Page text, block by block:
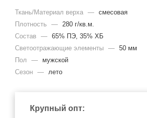
Ткань/Материал верха — смесовая
Плотность
— 280 г/кв.м.
Состав
— 65% ПЭ, 35% ХБ
Светоотражающие элементы — 50 мм
Пол
—
мужской
Сезон — лето
Крупный опт: